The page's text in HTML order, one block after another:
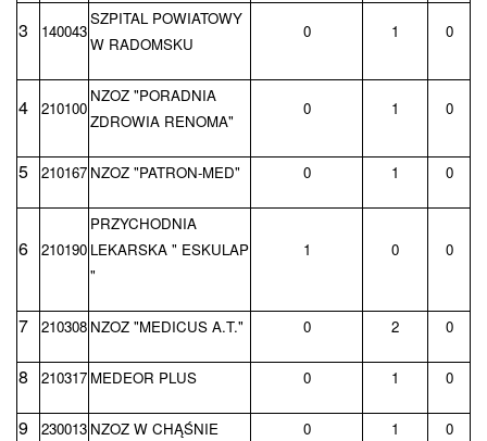
3 140043
SZPITAL POWIATOWY
W RADOMSKU
0 1 0
4 210100
NZOZ "PORADNIA
ZDROWIA RENOMA"
0 1 0
5 210167 NZOZ "PATRON-MED" 0 1 0
6 210190
PRZYCHODNIA
LEKARSKA " ESKULAP
"
1 0 0
7 210308 NZOZ "MEDICUS A.T." 0 2 0
8 210317 MEDEOR PLUS 0 1 0
9 230013 NZOZ W CHĄŚNIE 0 1 0